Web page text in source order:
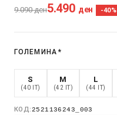
9.090ден5.490 ден -40%
ГОЛЕМИНА *
S
(40 IT)
M
(42 IT)
L
(44 IT)
КОД:2521136243_003